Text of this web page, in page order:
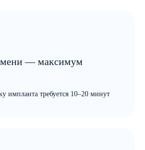
— максимум
импланта требуется 10–20 минут